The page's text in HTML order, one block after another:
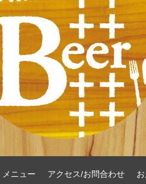
メニュー アクセス/お問合わせ